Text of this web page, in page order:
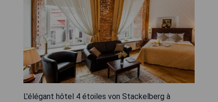
L'élégant hôtel 4 étoiles von Stackelberg à